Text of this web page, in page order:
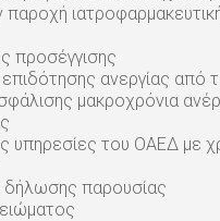
παροχή
προσέγγισης
ανεργίας από
μακροχρόνια
υπηρεσίες του ΟΑΕΔ με
παρουσίας